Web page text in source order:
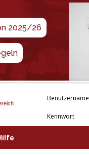
2025/26
Benutzername
Kennwort